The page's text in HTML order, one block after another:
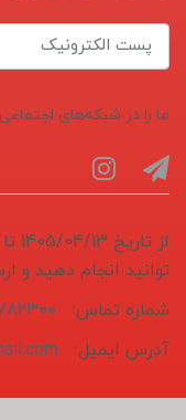
ما را در شبکه‌های
توانید انجام دهید و ارسال از 17 تیر
شماره تماس:
- 02133996046
آدرس ایمیل: